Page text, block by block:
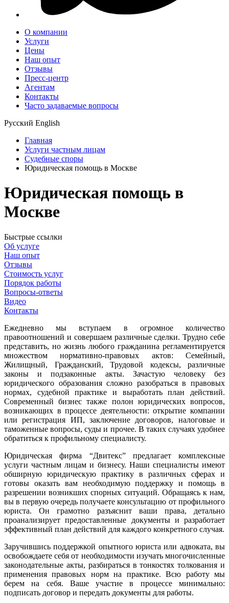
О компании
Услуги
Цены
Наш опыт
Отзывы
Пресс-центр
Агентам
Контакты
Часто задаваемые вопросы
Русский English
Главная
Услуги частным лицам
Судебные споры
Юридическая помощь в Москве
Юридическая помощь в
Москве
Быстрые ссылки
Об услуге
Наш опыт
Отзывы
Стоимость услуг
Порядок работы
Вопросы-ответы
Видео
Контакты
Ежедневно мы вступаем в огромное количество
правоотношений и совершаем различные сделки. Трудно себе
представить, но жизнь любого гражданина регламентируется
множеством нормативно-правовых актов: Семейный,
Жилищный, Гражданский, Трудовой кодексы, различные
законы и подзаконные акты. Зачастую человеку без
юридического образования сложно разобраться в правовых
нормах, судебной практике и выработать план действий.
Современный бизнес также полон юридических вопросов,
возникающих в процессе деятельности: открытие компании
или регистрация ИП, заключение договоров, налоговые и
таможенные вопросы, суды и прочее. В таких случаях удобнее
обратиться к профильному специалисту.
Юридическая фирма “Двитекс” предлагает комплексные
услуги частным лицам и бизнесу. Наши специалисты имеют
обширную юридическую практику в различных сферах и
готовы оказать вам необходимую поддержку и помощь в
разрешении возникших спорных ситуаций. Обращаясь к нам,
вы в первую очередь получаете консультацию от профильного
юриста. Он грамотно разъяснит ваши права, детально
проанализирует предоставленные документы и разработает
эффективный план действий для каждого конкретного случая.
Заручившись поддержкой опытного юриста или адвоката, вы
освобождаете себя от необходимости изучать многочисленные
законодательные акты, разбираться в тонкостях толкования и
применения правовых норм на практике. Всю работу мы
берем на себя. Ваше участие в процессе минимально:
подписать договор и передать документы для работы.